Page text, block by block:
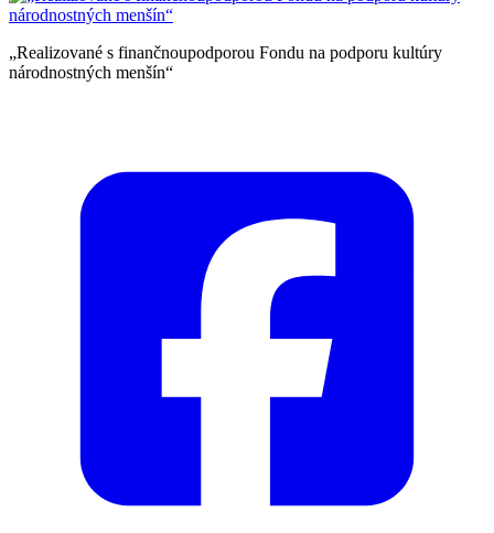
„Realizované s finančnoupodporou Fondu na podporu kultúry
národnostných menšín“